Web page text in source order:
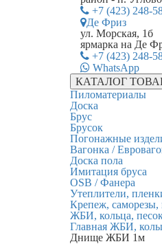
+7 (423) 248-
Де Фриз
ул. Морская, 1б
ярмарка на Де
+7 (423) 248-
WhatsApp
КАТАЛОГ
Пиломатериалы
Доска
Брус
Брусок
Погонажные
Вагонка /
Доска пола
Имитация бруса
OSB / Фанера
Утеплители,
Крепеж, саморезы,
ЖБИ, кольца,
Главная ЖБИ,
Днище ЖБИ 1м